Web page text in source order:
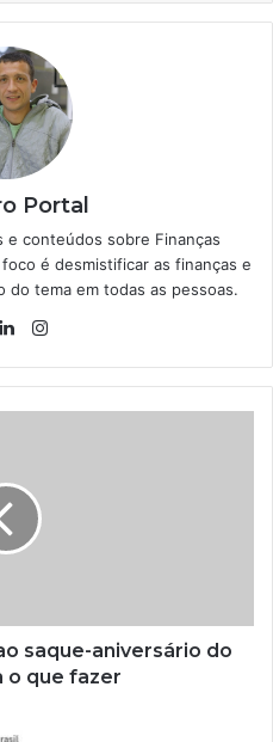
Portal
e conteúdos sobre Finanças
é desmistificar as finanças e
do tema em todas as pessoas.
Linkedin
saque-aniversário do
o que fazer